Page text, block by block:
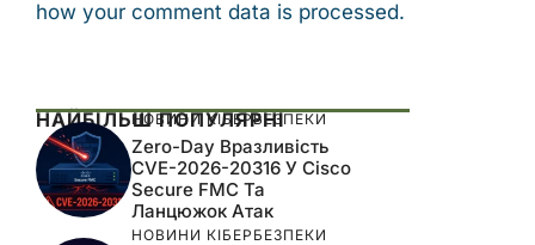
how your comment data is processed.
НАЙБІЛЬШ ПОПУЛЯРНІ
НОВИНИ КІБЕРБЕЗПЕКИ
Zero-Day Вразливість
CVE-2026-20316 У Cisco
Secure FMC Та
Ланцюжок Атак
НОВИНИ КІБЕРБЕЗПЕКИ